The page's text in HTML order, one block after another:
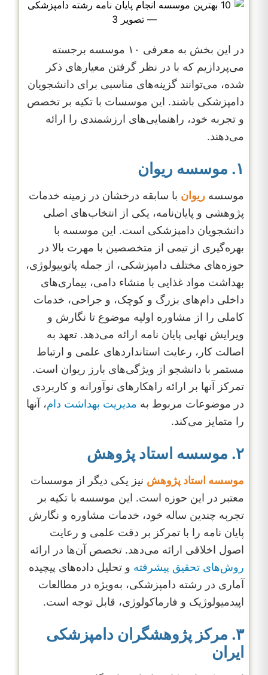
در این بخش به معرفی ۱۰ موسسه برجسته
می‌پردازیم که با در نظر گرفتن معیارهای ذکر
شده، می‌توانند گزینه‌های مناسبی برای دانشجویان
دامپزشکی باشند. این موسسات با تکیه بر تخصص
و تجربه خود، راهنمایی‌های ارزشمندی را ارائه
می‌دهند.
۱. موسسه ریوان
موسسه ریوان با سابقه درخشان در زمینه خدمات
پژوهشی و پایان‌نامه، یکی از انتخاب‌های اصلی
دانشجویان دامپزشکی است. این موسسه با
بهره‌گیری از تیمی از متخصصین با مهرت بالا در
حوزه‌های مختلف دامپزشکی، از جمله پاتوبیولوژی،
بهداشت مواد غذایی با منشاء دامی، بیماری‌های
داخلی دام‌های بزرگ و کوچک، و جراحی، خدمات
کاملی را از مشاوره اولیه موضوع تا نگارش و
ویرایش نهایی پایان نامه ارائه می‌دهد. تعهد به
اصالت کار، رعایت استانداردهای علمی و ارتباط
مستمر با دانشجو از ویژگی‌های بارز ریوان است.
تمرکز آنها بر ارائه راهکارهای نوآورانه و کاربردی
در موضوعات مربوط به مدیریت بهداشت دام، آنها
را متمایز می‌کند.
۲. موسسه استاد پژوهش
موسسه استاد پژوهش نیز یکی دیگر از موسسات
معتبر در این حوزه است. این موسسه با تکیه بر
تجربه چندین ساله خود، خدمات مشاوره و نگارش
پایان نامه را با تمرکز بر دقت علمی و رعایت
اصول اخلاقی ارائه می‌دهد. تخصص آن‌ها در ارائه
روش‌های تحقیق پیشرفته و تحلیل داده‌های پیچیده
آماری در رشته دامپزشکی، به‌ویژه در مطالعات
اپیدمیولوژیک و فارماکولوژی، قابل توجه است.
۳. مرکز پژوهشگران دامپزشکی
ایران